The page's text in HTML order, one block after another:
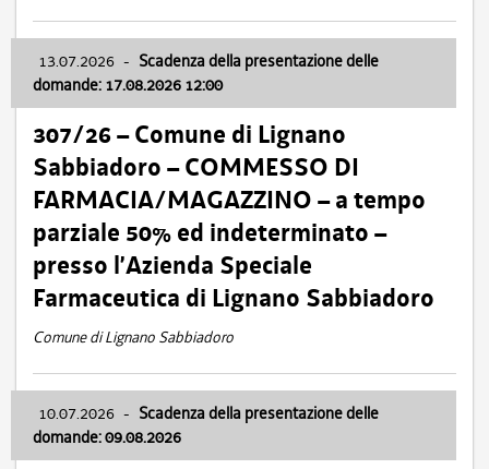
13.07.2026 - Scadenza della presentazione delle
domande: 17.08.2026 12:00
307/26 – Comune di Lignano
Sabbiadoro – COMMESSO DI
FARMACIA/MAGAZZINO – a tempo
parziale 50% ed indeterminato –
presso l’Azienda Speciale
Farmaceutica di Lignano Sabbiadoro
Comune di Lignano Sabbiadoro
10.07.2026 - Scadenza della presentazione delle
domande: 09.08.2026